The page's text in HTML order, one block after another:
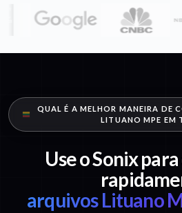
QUAL É A MELHOR MANEIRA DE
LITUANO MPE EM
Use o Sonix
arquivos Lituano